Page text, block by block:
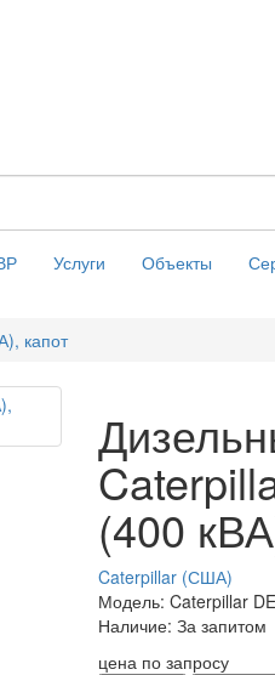
Услуги Объекты
капот
(400
Caterpillar (США)
Модель: Caterpillar
Наличие: За запитом
цена по запросу